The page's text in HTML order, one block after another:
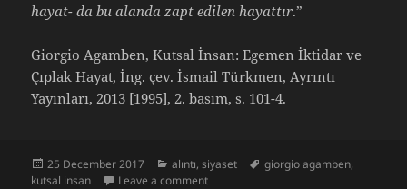
hayat- da bu alanda zapt edilen hayattır.”
Giorgio Agamben, Kutsal İnsan: Egemen İktidar ve
Çıplak Hayat, İng. çev. İsmail Türkmen, Ayrıntı
Yayınları, 2013 [1995], 2. basım, s. 101-4.
Posted
on
25 December 2017 Categories
alıntı,siyaset Tags
giorgio agamben,
kutsal insan
Leave a commenton Agamben, Kutsal Hayat Üzerine